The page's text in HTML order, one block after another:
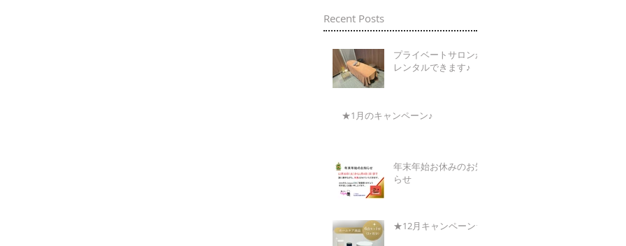
Recent Posts
プライベートサロンが
レンタルできます♪
★1月のキャンペーン♪
年末年始お休みのお知
らせ
★12月キャンペーン★